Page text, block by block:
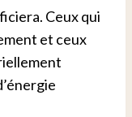
Ceux qui
et ceux